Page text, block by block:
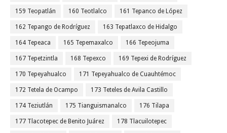
159 Teopatlán 160 Teotlalco 161 Tepanco de López
162 Tepango de Rodríguez 163 Tepatlaxco de Hidalgo
164 Tepeaca 165 Tepemaxalco 166 Tepeojuma
167 Tepetzintla 168 Tepexco 169 Tepexi de Rodríguez
170 Tepeyahualco 171 Tepeyahualco de Cuauhtémoc
172 Tetela de Ocampo 173 Teteles de Avila Castillo
174 Teziutlán 175 Tianguismanalco 176 Tilapa
177 Tlacotepec de Benito Juárez 178 Tlacuilotepec